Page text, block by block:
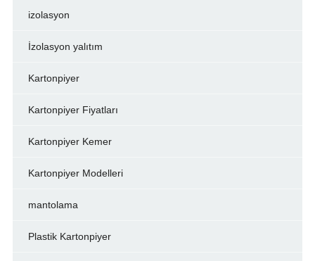
izolasyon
İzolasyon yalıtım
Kartonpiyer
Kartonpiyer Fiyatları
Kartonpiyer Kemer
Kartonpiyer Modelleri
mantolama
Plastik Kartonpiyer